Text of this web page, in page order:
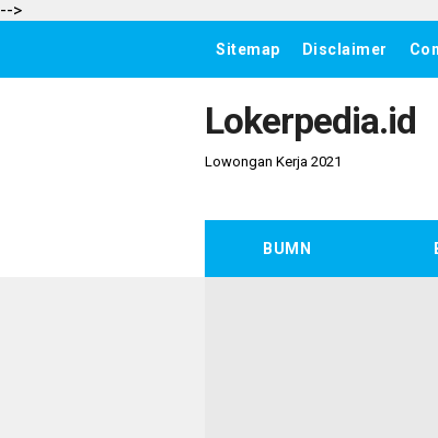
-->
Sitemap Disclaimer
Lokerpedia.id
Lowongan Kerja 2021
BUMN